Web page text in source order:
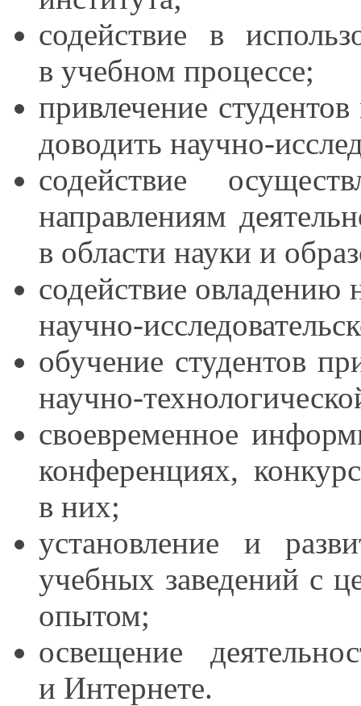
содействие в
в учебном процессе;
привлечение студентов
доводить научно-
содействие
направлениям
в области науки и
содействие
научно-
обучение студентов
научно-
своевременное
конференциях,
в них;
установление и
учебных заведений с
опытом;
освещение
и Интернете.